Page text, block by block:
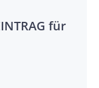
für